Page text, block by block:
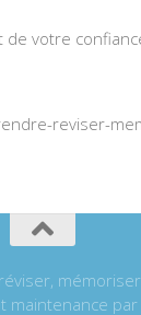
votre
reviser-
maintenance par